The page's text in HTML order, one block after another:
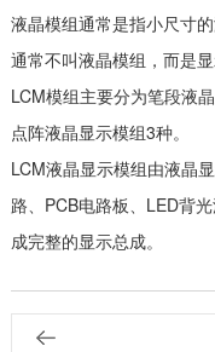
液晶模组通常是指小尺寸
通常不叫液晶模组，而是显
LCM模组主要分为笔段液
点阵液晶显示模组3种。
LCM液晶显示模组由液晶
路、PCB电路板、LED背
成完整的显示总成。